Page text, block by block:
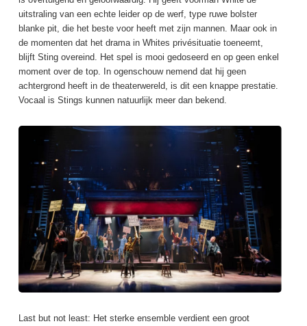
uitstraling van een echte leider op de werf, type ruwe bolster
blanke pit, die het beste voor heeft met zijn mannen. Maar ook in
de momenten dat het drama in Whites privésituatie toeneemt,
blijft Sting overeind. Het spel is mooi gedoseerd en op geen enkel
moment over de top. In ogenschouw nemend dat hij geen
achtergrond heeft in de theaterwereld, is dit een knappe prestatie.
Vocaal is Stings kunnen natuurlijk meer dan bekend.
Last but not least: Het sterke ensemble verdient een groot